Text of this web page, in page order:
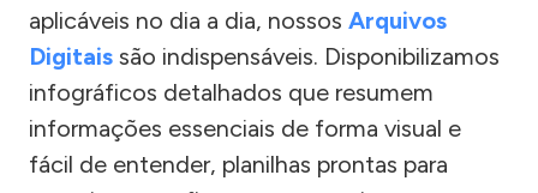
aplicáveis no dia a dia, nossos Arquivos
Digitais são indispensáveis. Disponibilizamos
infográficos detalhados que resumem
informações essenciais de forma visual e
fácil de entender, planilhas prontas para